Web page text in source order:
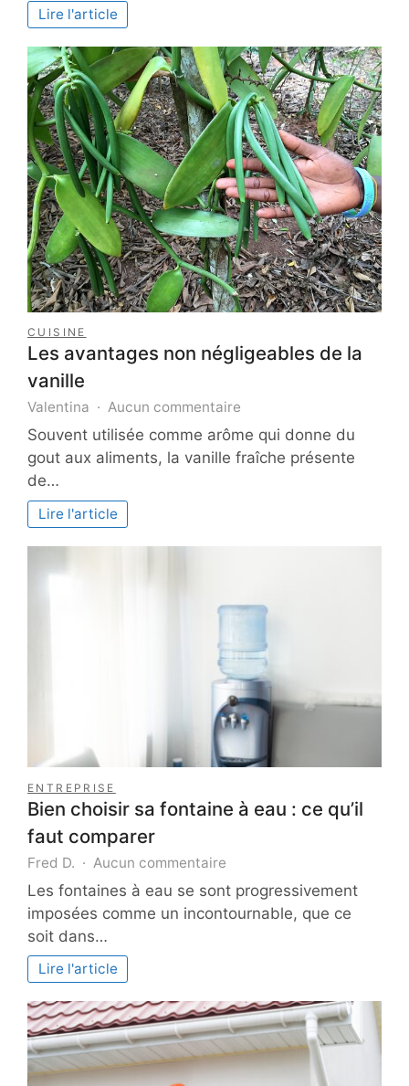
suivre
pour
détecter
une
fuite
?
Lire l'article
CUISINE
Les avantages non négligeables de la
vanille
Valentina Aucun commentaire
avantages
non
Souvent utilisée comme arôme qui donne du
gout aux aliments, la vanille fraîche présente
de…
Lire l'article
ENTREPRISE
Bien choisir sa fontaine à eau : ce qu’il
faut comparer
Fred D. Aucun commentaire
Bien
choisir
sa
:
ce
qu’il
faut
Les fontaines à eau se sont progressivement
imposées comme un incontournable, que ce
soit dans…
Lire l'article